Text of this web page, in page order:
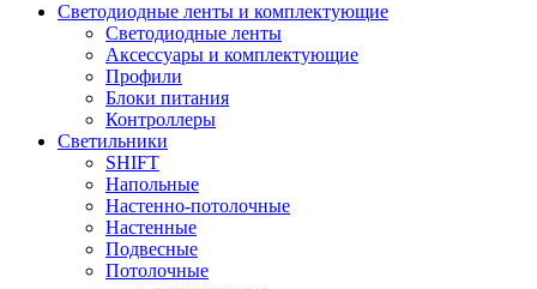
Светодиодные ленты и комплектующие
Светодиодные ленты
Аксессуары и комплектующие
Профили
Блоки питания
Контроллеры
Светильники
SHIFT
Напольные
Настенно-потолочные
Настенные
Подвесные
Потолочные